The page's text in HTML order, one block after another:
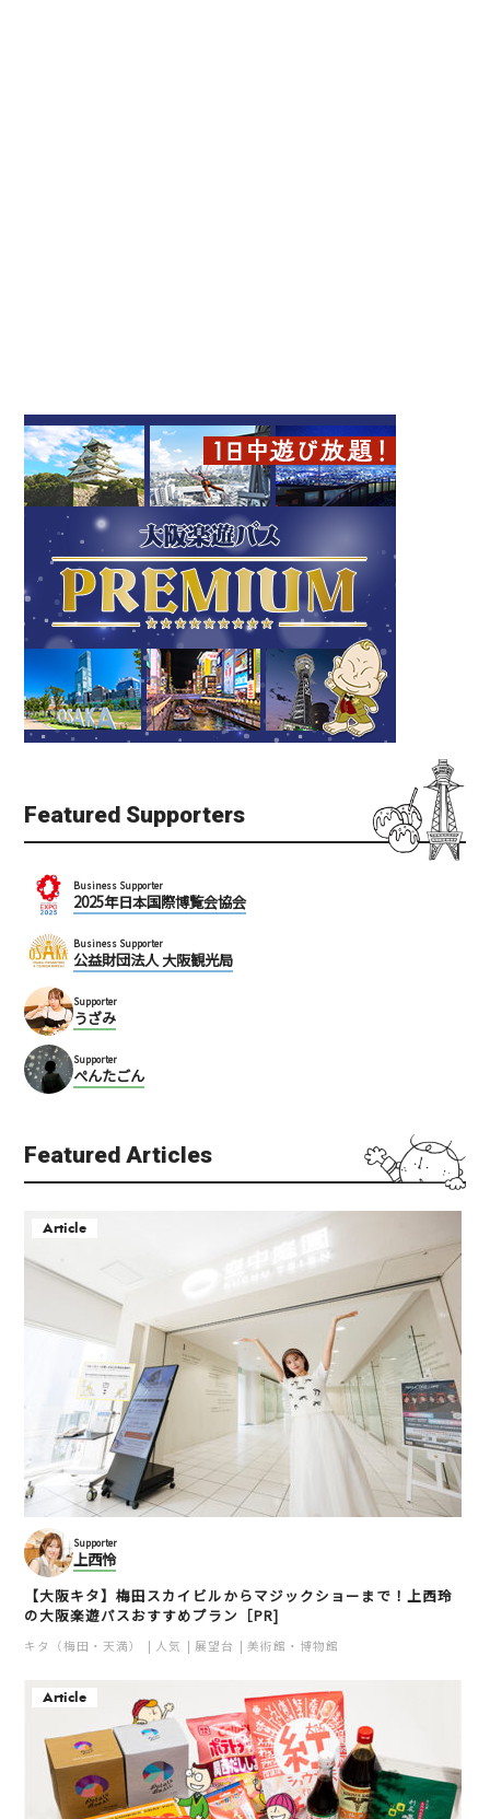
Featured Supporters
Business Supporter
2025年日本国際博覧会協会
Business Supporter
公益財団法人 大阪観光局
Supporter
うざみ
Supporter
ぺんたごん
Featured Articles
Article
Supporter
上西怜
【大阪キタ】梅田スカイビルからマジックショーまで！上西玲
の大阪楽遊パスおすすめプラン［PR]
キタ（梅田・天満） 人気 展望台 美術館・博物館
Article